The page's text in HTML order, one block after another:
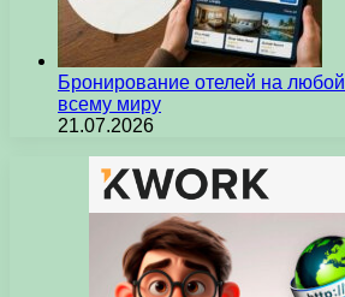
Бронирование отелей на
всему миру
21.07.2026